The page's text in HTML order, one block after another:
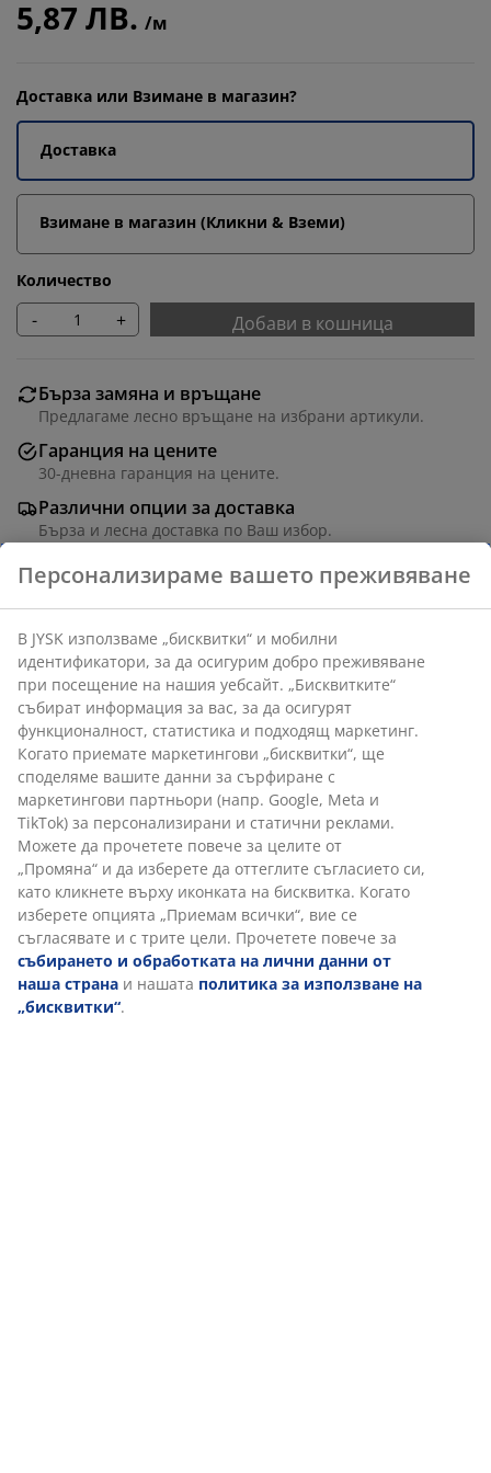
5,87 ЛВ. /м
Доставка или Взимане в магазин?
Доставка
Взимане в магазин (Кликни & Вземи)
Количество
- + Добави в кошница
Бърза замяна и връщане
Предлагаме лесно връщане на избрани артикули.
Гаранция на цените
30-дневна гаранция на цените.
Различни опции за доставка
Бърза и лесна доставка по Ваш избор.
Артикул: 5700102
Характеристики
Отзиви
(4)
Доставка
Персонализираме вашето преживяване
В JYSK използваме „бисквитки“ и мобилни
идентификатори, за да осигурим добро преживяване
при посещение на нашия уебсайт. „Бисквитките“
събират информация за вас, за да осигурят
функционалност, статистика и подходящ маркетинг.
Когато приемате маркетингови „бисквитки“, ще
споделяме вашите данни за сърфиране с
маркетингови партньори (напр. Google, Meta и
TikTok) за персонализирани и статични реклами.
Можете да прочетете повече за целите от
„Промяна“ и да изберете да оттеглите съгласието си,
като кликнете върху иконката на бисквитка. Когато
изберете опцията „Приемам всички“, вие се
съгласявате и с трите цели. Прочетете повече за
събирането и обработката на лични данни от
наша страна и нашата политика за използване на
„бисквитки“.